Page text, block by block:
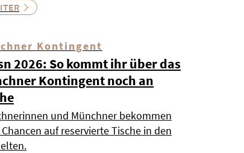
Kontingent
2026: So kommt ihr über das
Kontingent noch an
und Münchner bekommen
auf reservierte Tische in den